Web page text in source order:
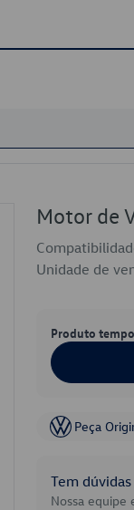
Motor de
Unidade de
Produto
Peça
Tem
Nossa equipe